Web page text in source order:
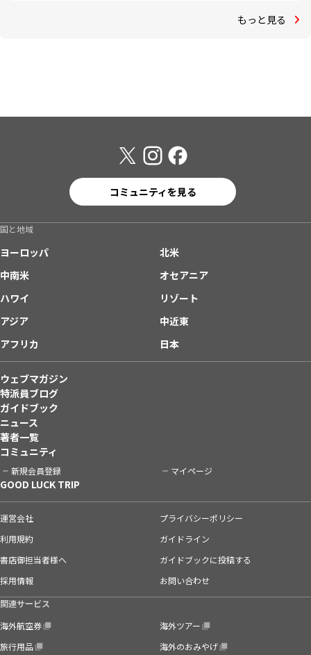
もっと見る
コミュニティを見る
国と地域
ヨーロッパ
北米
中南米
オセアニア
ハワイ
リゾート
アジア
中近東
アフリカ
日本
ウェブマガジン
特派員ブログ
ガイドブック
ニュース
著者一覧
コミュニティ
新規会員登録 マイページ
GOOD LUCK TRIP
運営会社
プライバシーポリシー
利用規約
ガイドライン
書店御担当者様へ
ガイドブックに投稿する
採用情報
お問い合わせ
関連サービス
海外航空券
海外ツアー
旅行用品
海外のおみやげ